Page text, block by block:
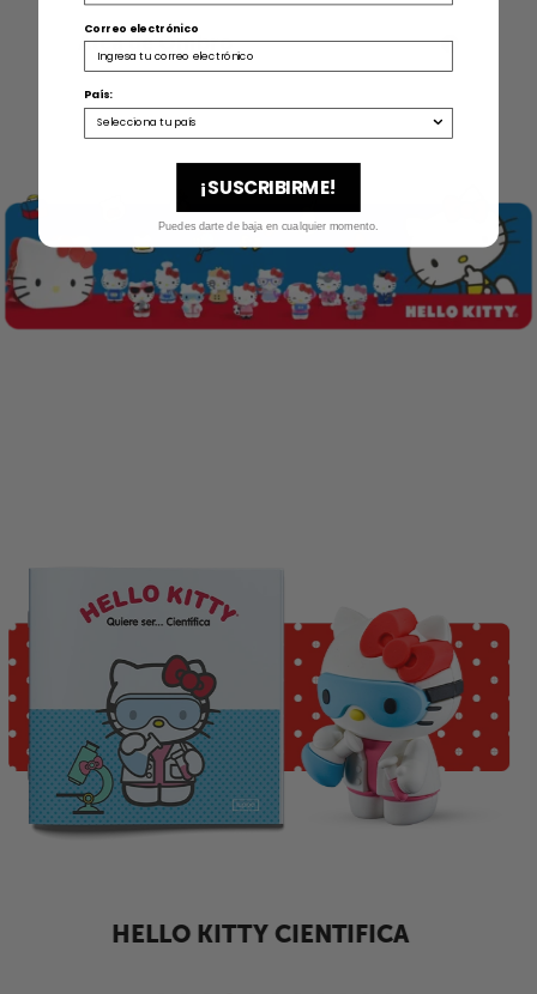
Alça de Ombro
HELLO KITTY DETECTIVE
Correo electrónico
País:
¡SUSCRIBIRME!
Puedes darte de baja en cualquier momento.